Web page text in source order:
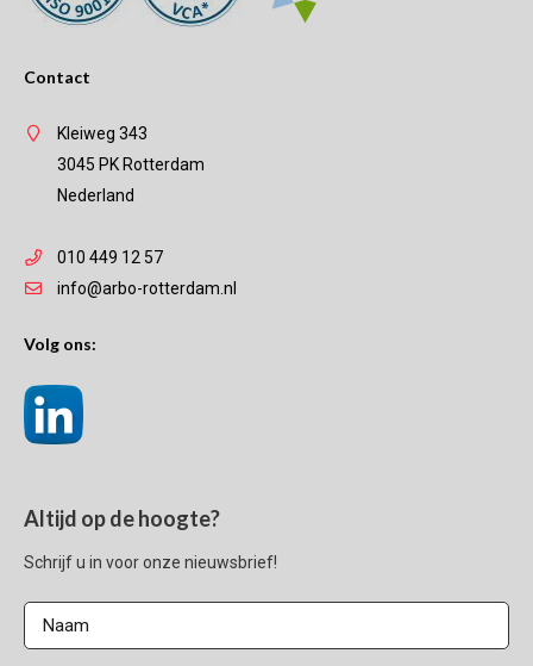
Contact
Kleiweg 343
3045 PK Rotterdam
Nederland
010 449 12 57
info@arbo-rotterdam.nl
Volg ons:
Altijd op de hoogte?
Schrijf u in voor onze nieuwsbrief!